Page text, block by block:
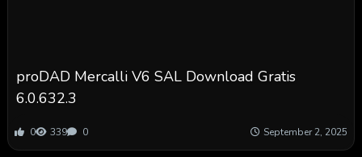
proDAD Mercalli V6 SAL Download Gratis
6.0.632.3
0 339 0 September 2, 2025